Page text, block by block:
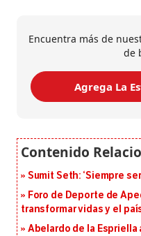
Encuentra más de
de
Agrega La
Sumit Seth: ‘Siempre
Foro de Deporte de
transformar vidas y el
Abelardo de la Espriella